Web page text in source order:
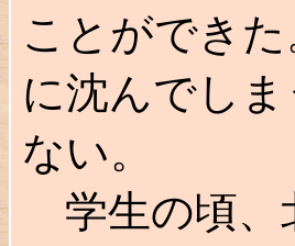
ことができ
に沈んでし
ない。
学生の頃、